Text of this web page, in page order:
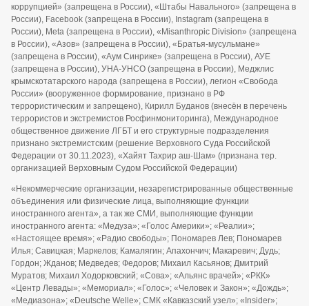
коррупцией» (запрещена в России), «Штабы Навального» (запрещена в
России), Facebook (запрещена в России), Instagram (запрещена в
России), Meta (запрещена в России), «Misanthropic Division» (запрещена
в России), «Азов» (запрещена в России), «Братья-мусульмане»
(запрещена в России), «Аум Синрике» (запрещена в России), АУЕ
(запрещена в России), УНА-УНСО (запрещена в России), Меджлис
крымскотатарского народа (запрещена в России), легион «Свобода
России» (вооруженное формирование, признано в РФ
террористическим и запрещено), Кирилл Буданов (внесён в перечень
террористов и экстремистов Росфинмониторинга), Международное
общественное движение ЛГБТ и его структурные подразделения
признано экстремистским (решение Верховного Суда Российской
Федерации от 30.11.2023), «Хайят Тахрир аш-Шам» (признана тер.
организацией Верховным Судом Российской Федерации)
«Некоммерческие организации, незарегистрированные общественные
объединения или физические лица, выполняющие функции
иностранного агента», а так же СМИ, выполняющие функции
иностранного агента: «Медуза»; «Голос Америки»; «Реалии»;
«Настоящее время»; «Радио свободы»; Пономарев Лев; Пономарев
Илья; Савицкая; Маркелов; Камалягин; Апахончич; Макаревич; Дудь;
Гордон; Жданов; Медведев; Федоров; Михаил Касьянов; Дмитрий
Муратов; Михаил Ходорковский; «Сова»; «Альянс врачей»; «РКК»
«Центр Левады»; «Мемориал»; «Голос»; «Человек и Закон»; «Дождь»;
«Медиазона»; «Deutsche Welle»; СМК «Кавказский узел»; «Insider»;